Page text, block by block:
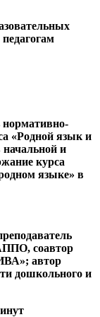
нормативно-
«Родной язык и
начальной и
курса
языке» в
соавтор
автор
дошкольного и